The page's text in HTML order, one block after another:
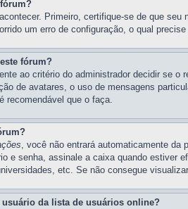
Primeiro, certifique-se de que
um erro de configuração, o qual
fórum?
ao critério do administrador decidir se
de avatares, o uso de mensagens
recomendável que o faça.
, você não entrará automaticamente da
e senha, assinale a caixa quando estiver
etc. Se não consegue
da lista de usuários online?